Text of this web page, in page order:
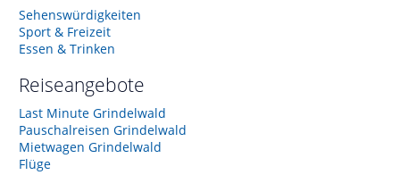
Sehenswürdigkeiten
Sport & Freizeit
Essen & Trinken
Reiseangebote
Last Minute Grindelwald
Pauschalreisen Grindelwald
Mietwagen Grindelwald
Flüge